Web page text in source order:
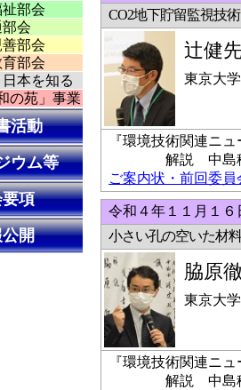
部会
会
部会
部会
本を知る
の苑」事業
活動
ウム等
項
開
CO2地下貯留監視技術
辻健
東京大
『環境技術関連ニ
解説 中島稔科
ご案内状・前回委員
令和４年１１月１
小さい孔の空いた材
脇原
東京大
『環境技術関連ニ
解説 中島稔科